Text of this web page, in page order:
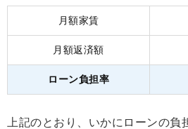
月額家賃
月額返済額
ローン負担率
上記のとおり、いかにローンの負